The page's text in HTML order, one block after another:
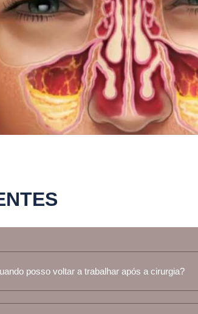
posso voltar a trabalhar após a cirurgia?